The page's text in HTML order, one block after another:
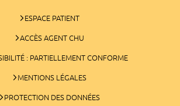
ESPACE PATIENT
ACCÈS AGENT CHU
: PARTIELLEMENT CONFORME
MENTIONS LÉGALES
PROTECTION DES DONNÉES